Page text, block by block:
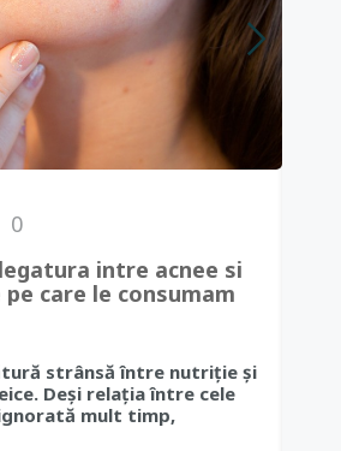
0
intre acnee si
care le consumam
strânsă între nutriție și
Deși relația între cele
mult timp,